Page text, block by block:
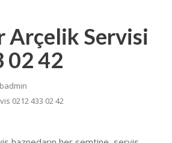
Arçelik Servisi
02 42
0212 433 02 42